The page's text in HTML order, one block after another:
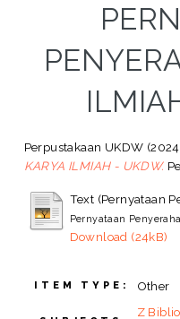
Perpustakaan UKDW
KARYA ILMIAH - UKDW.
Text (Pernyataan
Pernyataan
Download (24kB)
ITEM TYPE: Other
Z